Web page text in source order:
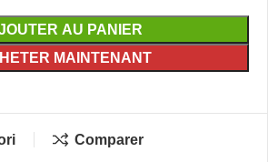
AU PANIER
MAINTENANT
Comparer